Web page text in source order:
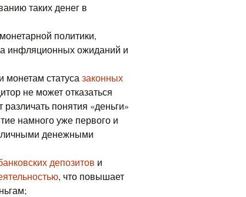
таких денег в
политики,
инфляционных ожиданий и
монетам статуса законных
не может отказаться
понятия «деньги»
намного уже первого и
денежными
депозитов и
, что повышает